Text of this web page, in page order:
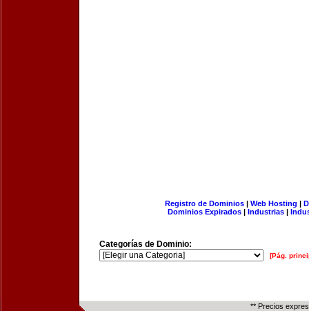
Registro de Dominios| Web Hosting |
Dominios Expirados | Industrias |
Categorías de Dominio:
[Pág.
** Precios